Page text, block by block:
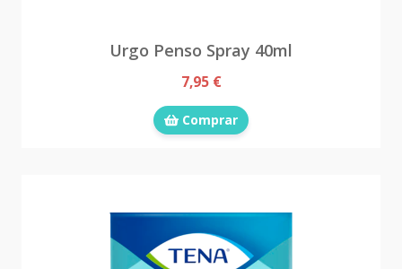
Urgo Penso Spray 40ml
7,95 €
Comprar